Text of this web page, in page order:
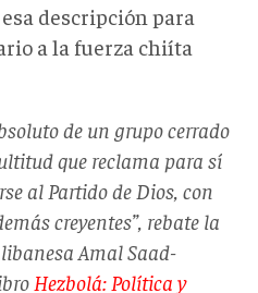
descripción para
a la fuerza chiíta
de un grupo cerrado
que reclama para sí
al Partido de Dios, con
creyentes”, rebate la
Amal Saad-
Hezbolá: Política y